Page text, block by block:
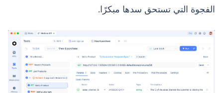
الفجوة التي تستحق سدها مبكرًا.